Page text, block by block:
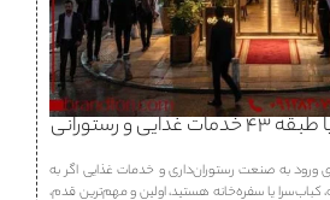
و رستورانی
ورود به صنعت رستوران‌داری و خدمات غذایی اگر به
كباب‌سرا یا سفره‌خانه هستید، اولین و مهم‌ترین قدم،